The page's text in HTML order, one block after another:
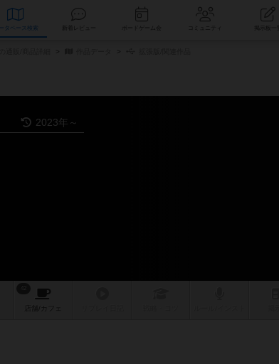
データベース コミュニティ
2023年～
店舗/ カフェ